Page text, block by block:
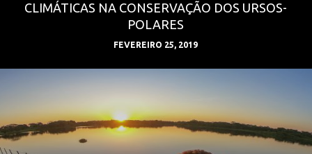
CLIMÁTICAS NA CONSERVAÇÃO DOS URSOS-
POLARES
FEVEREIRO 25, 2019